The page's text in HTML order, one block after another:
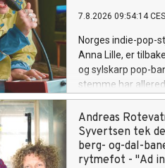
7.8.2026 09:54:14
Norges indie-pop-
Anna Lille, er
og sylskarp pop-
stemme har
superstjerner som
Eilish på nett. Og
«That's a Year»,
spesifikke følelsen
Andreas
Syvertsen tek
berg- og-dal-
rytmefot - "Ad